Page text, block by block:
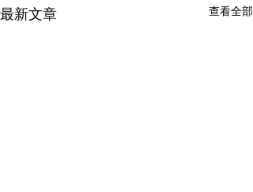
最新文章 查看全部